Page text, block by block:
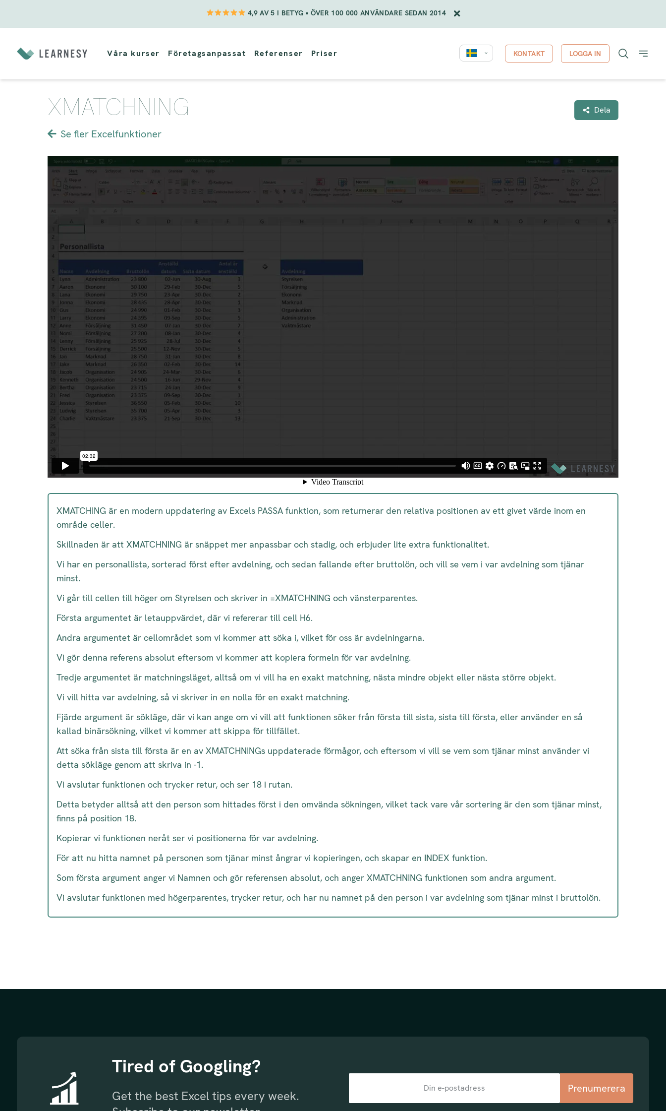
4,9 AV 5 I BETYG • ÖVER 100 000 ANVÄNDARE SEDAN 2014
innehåll
Våra kurser Företagsanpassat Referenser Priser KONTAKT LOGGA IN
XMATCHNING
Se fler Excelfunktioner
Dela
XMATCHING är en modern uppdatering av Excels PASSA funktion, som returnerar den relativa positionen av ett givet värde inom en
område celler.
Skillnaden är att XMATCHNING är snäppet mer anpassbar och stadig, och erbjuder lite extra funktionalitet.
Vi har en personallista, sorterad först efter avdelning, och sedan fallande efter bruttolön, och vill se vem i var avdelning som tjänar
minst.
Vi går till cellen till höger om Styrelsen och skriver in =XMATCHNING och vänsterparentes.
Första argumentet är letauppvärdet, där vi refererar till cell H6.
Andra argumentet är cellområdet som vi kommer att söka i, vilket för oss är avdelningarna.
Vi gör denna referens absolut eftersom vi kommer att kopiera formeln för var avdelning.
Tredje argumentet är matchningsläget, alltså om vi vill ha en exakt matchning, nästa mindre objekt eller nästa större objekt.
Vi vill hitta var avdelning, så vi skriver in en nolla för en exakt matchning.
Fjärde argument är sökläge, där vi kan ange om vi vill att funktionen söker från första till sista, sista till första, eller använder en så
kallad binärsökning, vilket vi kommer att skippa för tillfället.
Att söka från sista till första är en av XMATCHNINGs uppdaterade förmågor, och eftersom vi vill se vem som tjänar minst använder vi
detta sökläge genom att skriva in -1.
Vi avslutar funktionen och trycker retur, och ser 18 i rutan.
Detta betyder alltså att den person som hittades först i den omvända sökningen, vilket tack vare vår sortering är den som tjänar minst,
finns på position 18.
Kopierar vi funktionen neråt ser vi positionerna för var avdelning.
För att nu hitta namnet på personen som tjänar minst ångrar vi kopieringen, och skapar en INDEX funktion.
Som första argument anger vi Namnen och gör referensen absolut, och anger XMATCHNING funktionen som andra argument.
Vi avslutar funktionen med högerparentes, trycker retur, och har nu namnet på den person i var avdelning som tjänar minst i bruttolön.
Tired of Googling?
Get the best Excel tips every week.
Prenumerera